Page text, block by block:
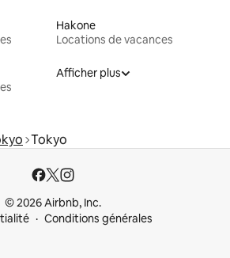
Hakone
Locations de vacances
Afficher plus
Tokyo
© 2026 Airbnb, Inc.
Conditions générales